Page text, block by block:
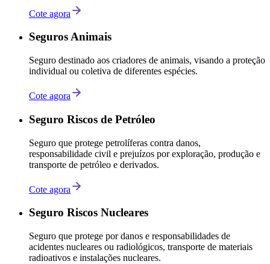
Cote agora
Seguros Animais
Seguro destinado aos criadores de animais, visando a proteção
individual ou coletiva de diferentes espécies.
Cote agora
Seguro Riscos de Petróleo
Seguro que protege petrolíferas contra danos,
responsabilidade civil e prejuízos por exploração, produção e
transporte de petróleo e derivados.
Cote agora
Seguro Riscos Nucleares
Seguro que protege por danos e responsabilidades de
acidentes nucleares ou radiológicos, transporte de materiais
radioativos e instalações nucleares.